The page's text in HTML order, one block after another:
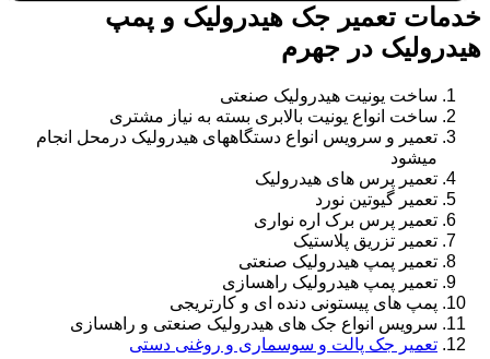
خدمات تعمیر جک هیدرولیک و پمپ
هیدرولیک در جهرم
ساخت یونیت هیدرولیک صنعتی
ساخت انواع یونیت بالابری بسته به نیاز مشتری
تعمیر و سرویس انواع دستگاههای هیدرولیک درمحل انجام
میشود
تعمیر پرس های هیدرولیک
تعمیر گیوتین نورد
تعمیر پرس برک اره نواری
تعمیر تزریق پلاستیک
تعمیر پمپ هیدرولیک صنعتی
تعمیر پمپ هیدرولیک راهسازی
پمپ های پیستونی دنده ای و کارتریجی
سرویس انواع جک های هیدرولیک صنعتی و راهسازی
تعمیر جک پالت و سوسماری و روغنی دستی